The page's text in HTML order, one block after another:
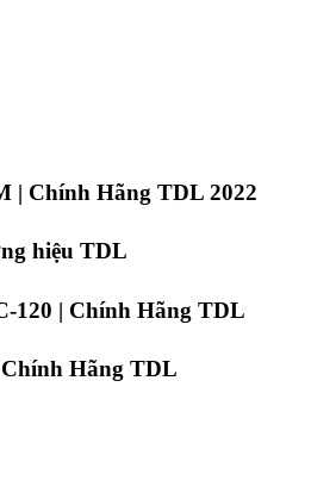
| Chính Hãng TDL 2022
hiệu TDL
120 | Chính Hãng TDL
Hãng TDL